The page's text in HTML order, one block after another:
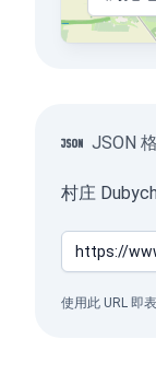
JSON
村庄
使用此 URL 即